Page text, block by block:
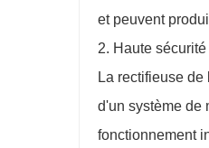
et peuvent
2. Haute sécurité
La rectifieuse
d'un système de
fonctionnement